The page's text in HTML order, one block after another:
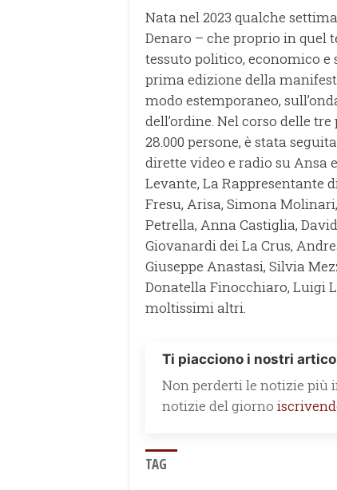
Nata nel 2023 qualche
Denaro – che proprio in quel
tessuto politico, economico
prima edizione della
modo estemporaneo,
dell’ordine. Nel corso delle
28.000 persone, è stata
dirette video e radio su Ansa
Levante, La Rappresentante
Fresu, Arisa, Simona
Petrella, Anna Castiglia,
Giovanardi dei La Crus,
Giuseppe Anastasi, Silvia
Donatella Finocchiaro, Luigi
moltissimi altri.
Ti piacciono i nostri
Non perderti le notizie più
notizie del giorno
TAG